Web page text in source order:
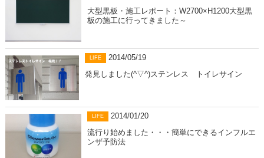
大型黒板・施工レポート：W2700×H1200大型黒
板の施工に行ってきました～
LIFE
2014/05/19
発見しました(^▽^)ステンレス トイレサイン
LIFE
2014/01/20
流行り始めました・・・簡単にできるインフルエ
ンザ予防法